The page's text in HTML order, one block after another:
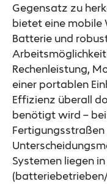
Gegensatz zu
bietet eine
Batterie und
Rechenleistung,
einer portablen
Effizienz überall
benötigt wird –
Systemen liegen